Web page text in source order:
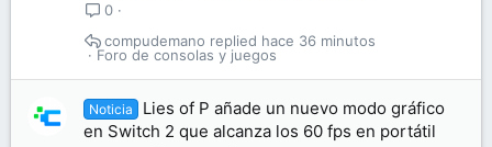
0
Foro de consolas y juegos
hace 36 minutos
compudemano
Noticia
Lies of P añade un nuevo modo gráfico
en Switch 2 que alcanza los 60 fps en portátil